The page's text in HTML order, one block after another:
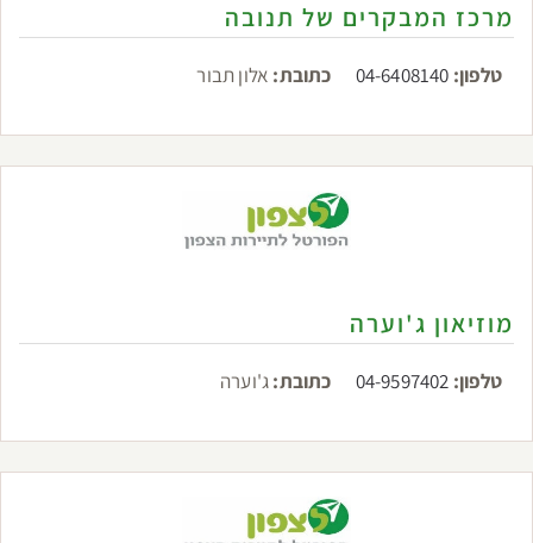
מרכז המבקרים של תנובה
טלפון: 04-6408140 כתובת: אלון תבור
מוזיאון ג'וערה
טלפון: 04-9597402 כתובת:ג'וערה